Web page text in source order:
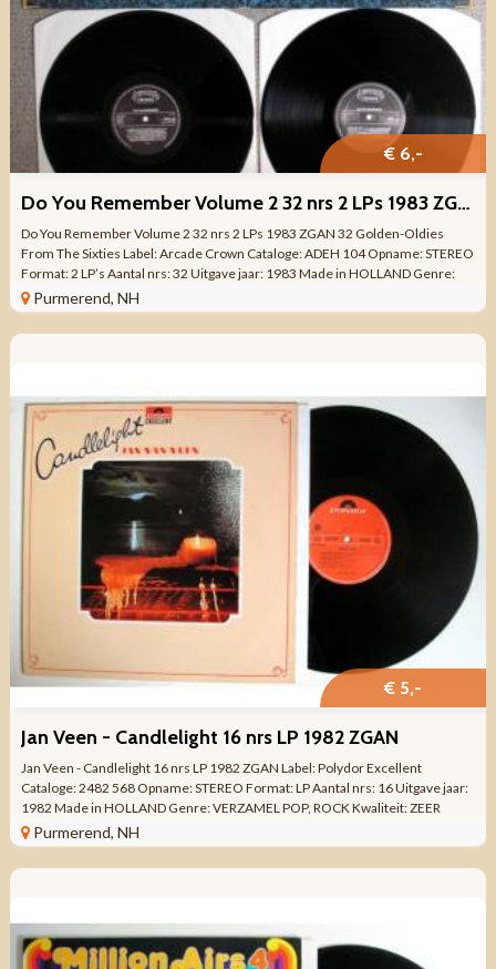
€ 6,-
Do You Remember Volume 2 32 nrs 2 LPs 1983 ZGAN
Do You Remember Volume 2 32 nrs 2 LPs 1983 ZGAN 32 Golden-Oldies
From The Sixties Label: Arcade Crown Cataloge: ADEH 104 Opname: STEREO
Format: 2 LP’s Aantal nrs: 32 Uitgave jaar: 1983 Made in HOLLAND Genre:
VERZAMEL ...
Purmerend, NH
€ 5,-
Jan Veen - Candlelight 16 nrs LP 1982 ZGAN
Jan Veen - Candlelight 16 nrs LP 1982 ZGAN Label: Polydor Excellent
Cataloge: 2482 568 Opname: STEREO Format: LP Aantal nrs: 16 Uitgave jaar:
1982 Made in HOLLAND Genre: VERZAMEL POP, ROCK Kwaliteit: ZEER
MOOIE STAAT Kant 1 ...
Purmerend, NH